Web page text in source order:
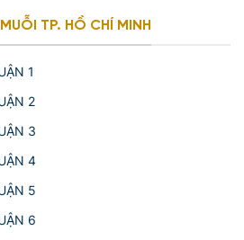
TP. HỒ CHÍ MINH
1
2
3
4
5
6